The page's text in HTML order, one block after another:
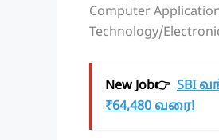
Computer
Technology/
New Job👉 SBI
₹64,480 வரை!